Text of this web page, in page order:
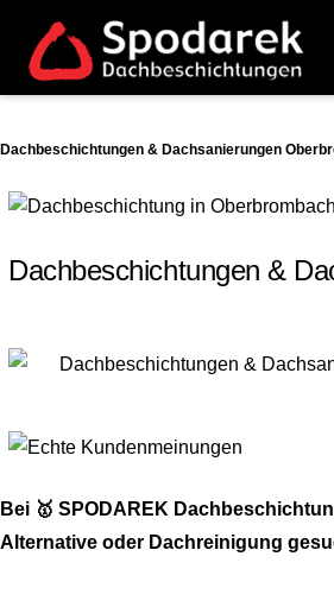
Dachbeschichtungen & Dachsanierungen
Dachbeschichtungen &
Bei 🥇 SPODAREK
Alternative oder Dachreinigung